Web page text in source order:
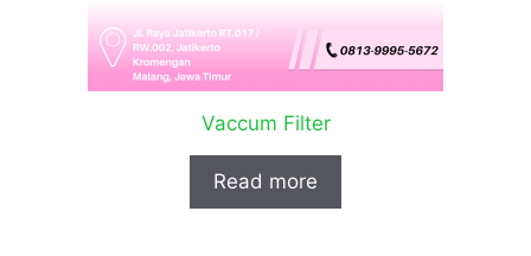
Vaccum Filter
Read more